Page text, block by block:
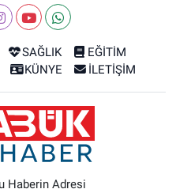
SAĞLIK
EĞİTİM
KÜNYE İLETİŞİM
Haberin Adresi